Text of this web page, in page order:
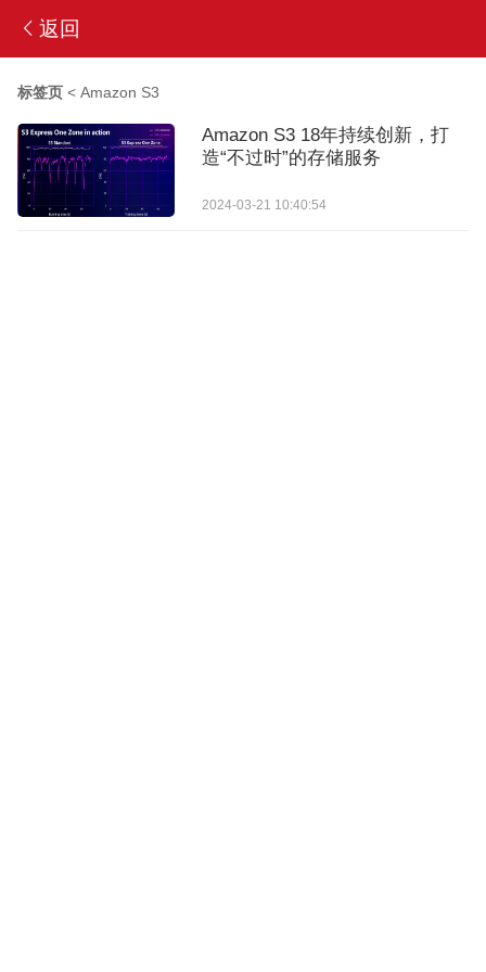
返回
标签页< Amazon S3
Amazon S3 18年持续创新，打
造“不过时”的存储服务
2024-03-21 10:40:54